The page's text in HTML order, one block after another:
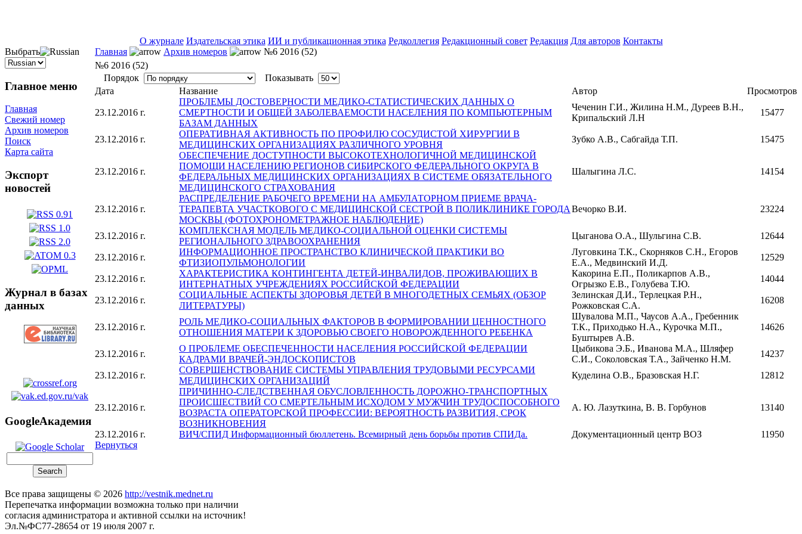
О журнале Издательская этика ИИ и публикационная этика Редколлегия Редакционный совет Редакция Для авторов Контакты
Выбрать
Главное меню
Главная
Свежий номер
Архив номеров
Поиск
Карта сайта
Экспорт
новостей
Журнал в базах
данных
GoogleАкадемия
Главная Архив номеров
№6 2016 (52)
№6 2016 (52)
Порядок
Показывать
Дата
Название Автор Просмотров
23.12.2016 г.
ПРОБЛЕМЫ ДОСТОВЕРНОСТИ МЕДИКО-СТАТИСТИЧЕСКИХ ДАННЫХ О
СМЕРТНОСТИ И ОБЩЕЙ ЗАБОЛЕВАЕМОСТИ НАСЕЛЕНИЯ ПО КОМПЬЮТЕРНЫМ
БАЗАМ ДАННЫХ
Чеченин Г.И., Жилина Н.М., Дуреев В.Н.,
Крипальский Л.Н
15477
23.12.2016 г.
ОПЕРАТИВНАЯ АКТИВНОСТЬ ПО ПРОФИЛЮ СОСУДИСТОЙ ХИРУРГИИ В
МЕДИЦИНСКИХ ОРГАНИЗАЦИЯХ РАЗЛИЧНОГО УРОВНЯ
Зубко А.В., Сабгайда Т.П. 15475
23.12.2016 г.
ОБЕСПЕЧЕНИЕ ДОСТУПНОСТИ ВЫСОКОТЕХНОЛОГИЧНОЙ МЕДИЦИНСКОЙ
ПОМОЩИ НАСЕЛЕНИЮ РЕГИОНОВ СИБИРСКОГО ФЕДЕРАЛЬНОГО ОКРУГА В
ФЕДЕРАЛЬНЫХ МЕДИЦИНСКИХ ОРГАНИЗАЦИЯХ В СИСТЕМЕ ОБЯЗАТЕЛЬНОГО
МЕДИЦИНСКОГО СТРАХОВАНИЯ
Шалыгина Л.С. 14154
23.12.2016 г.
РАСПРЕДЕЛЕНИЕ РАБОЧЕГО ВРЕМЕНИ НА АМБУЛАТОРНОМ ПРИЕМЕ ВРАЧА-
ТЕРАПЕВТА УЧАСТКОВОГО С МЕДИЦИНСКОЙ СЕСТРОЙ В ПОЛИКЛИНИКЕ ГОРОДА
МОСКВЫ (ФОТОХРОНОМЕТРАЖНОЕ НАБЛЮДЕНИЕ)
Вечорко В.И. 23224
23.12.2016 г.
КОМПЛЕКСНАЯ МОДЕЛЬ МЕДИКО-СОЦИАЛЬНОЙ ОЦЕНКИ СИСТЕМЫ
РЕГИОНАЛЬНОГО ЗДРАВООХРАНЕНИЯ
Цыганова О.А., Шульгина С.В. 12644
23.12.2016 г.
ИНФОРМАЦИОННОЕ ПРОСТРАНСТВО КЛИНИЧЕСКОЙ ПРАКТИКИ ВО
ФТИЗИОПУЛЬМОНОЛОГИИ
Луговкина Т.К., Скорняков С.Н., Егоров
Е.А., Медвинский И.Д.
12529
23.12.2016 г.
ХАРАКТЕРИСТИКА КОНТИНГЕНТА ДЕТЕЙ-ИНВАЛИДОВ, ПРОЖИВАЮЩИХ В
ИНТЕРНАТНЫХ УЧРЕЖДЕНИЯХ РОССИЙСКОЙ ФЕДЕРАЦИИ
Какорина Е.П., Поликарпов А.В.,
Огрызко Е.В., Голубева Т.Ю.
14044
23.12.2016 г.
СОЦИАЛЬНЫЕ АСПЕКТЫ ЗДОРОВЬЯ ДЕТЕЙ В МНОГОДЕТНЫХ СЕМЬЯХ (ОБЗОР
ЛИТЕРАТУРЫ)
Зелинская Д.И., Терлецкая Р.Н.,
Рожковская С.А.
16208
23.12.2016 г.
РОЛЬ МЕДИКО-СОЦИАЛЬНЫХ ФАКТОРОВ В ФОРМИРОВАНИИ ЦЕННОСТНОГО
ОТНОШЕНИЯ МАТЕРИ К ЗДОРОВЬЮ СВОЕГО НОВОРОЖДЕННОГО РЕБЕНКА
Шувалова М.П., Чаусов А.А., Гребенник
Т.К., Приходько Н.А., Курочка М.П.,
Буштырев А.В.
14626
23.12.2016 г.
О ПРОБЛЕМЕ ОБЕСПЕЧЕННОСТИ НАСЕЛЕНИЯ РОССИЙСКОЙ ФЕДЕРАЦИИ
КАДРАМИ ВРАЧЕЙ-ЭНДОСКОПИСТОВ
Цыбикова Э.Б., Иванова М.А., Шляфер
С.И., Соколовская Т.А., Зайченко Н.М.
14237
23.12.2016 г.
СОВЕРШЕНСТВОВАНИЕ СИСТЕМЫ УПРАВЛЕНИЯ ТРУДОВЫМИ РЕСУРСАМИ
МЕДИЦИНСКИХ ОРГАНИЗАЦИЙ
Куделина О.В., Бразовская Н.Г. 12812
23.12.2016 г.
ПРИЧИННО-СЛЕДСТВЕННАЯ ОБУСЛОВЛЕННОСТЬ ДОРОЖНО-ТРАНСПОРТНЫХ
ПРОИСШЕСТВИЙ СО СМЕРТЕЛЬНЫМ ИСХОДОМ У МУЖЧИН ТРУДОСПОСОБНОГО
ВОЗРАСТА ОПЕРАТОРСКОЙ ПРОФЕССИИ: ВЕРОЯТНОСТЬ РАЗВИТИЯ, СРОК
ВОЗНИКНОВЕНИЯ
А. Ю. Лазуткина, В. В. Горбунов 13140
23.12.2016 г. ВИЧ/СПИД Информационный бюллетень. Всемирный день борьбы против СПИДа. Документационный центр ВОЗ
11950
Вернуться
Все права защищены © 2026 http://vestnik.mednet.ru
Перепечатка информации возможна только при наличии
согласия администратора и активной ссылки на источник!
Эл.№ФС77-28654 от 19 июля 2007 г.